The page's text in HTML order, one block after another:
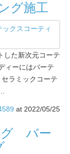
グ施工
した新次元コーテ
ィーにはバーテ
ラミックコーテ
at 2022/05/25
グ バー